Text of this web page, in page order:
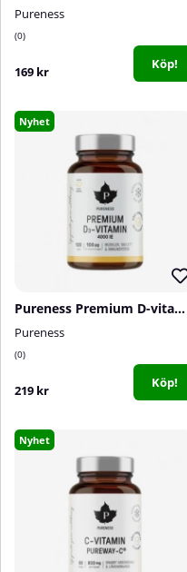
Pureness
0
169 kr Köp!
Nyhet
Pureness Premium D-vitamin 4000 IE, 120 caps
Pureness
0
219 kr Köp!
Nyhet